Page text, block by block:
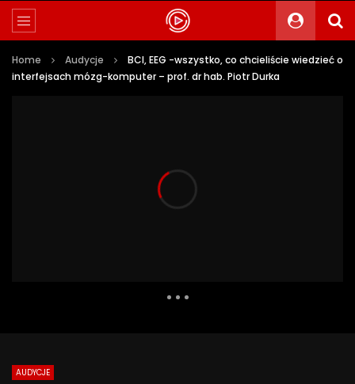
Home Audycje
BCI, EEG -wszystko, co chcieliście wiedzieć o
interfejsach mózg-komputer – prof. dr hab. Piotr Durka
AUDYCJE